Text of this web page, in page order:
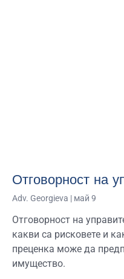
Отговорност на
Adv. Georgieva май 9
Отговорност на
какви са рисковете и
преценка може да
имущество.